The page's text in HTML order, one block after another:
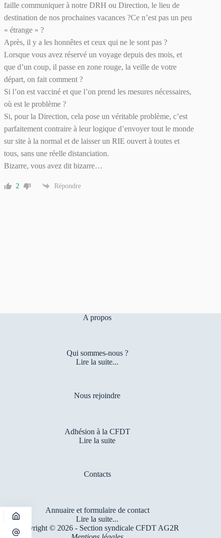
faille communiquer à notre DRH ou Direction, le lieu de
destination de nos prochaines vacances ?Ce n’est pas un peu
« étrange » ?
Après, il y a les honnêtes et ceux qui ne le sont pas ?
Lorsque vous avez réservé un voyage depuis des mois, et
que d’un coup, il passe en zone rouge, la veille de votre
départ, on fait comment ?
Si l’on est vacciné et que l’on prend les mesures nécessaires,
où est le problème ?
Si, pour la Direction, cela pose un véritable problème, c’est
parfaitement contraire à leur logique d’envoyer tout le monde
sur site à la normal et de laisser un RIE ouvert à toutes et
tous, sans une réelle distanciation.
Bizarre, vous avez dit bizarre…
2 Répondre
A propos
Qui sommes-nous ?
Lire la suite...
Nous rejoindre
Adhésion à la CFDT
Lire la suite
Contacts
Annuaire et formulaire de contact
Lire la suite...
Copyright © 2026 - Section syndicale CFDT AG2R